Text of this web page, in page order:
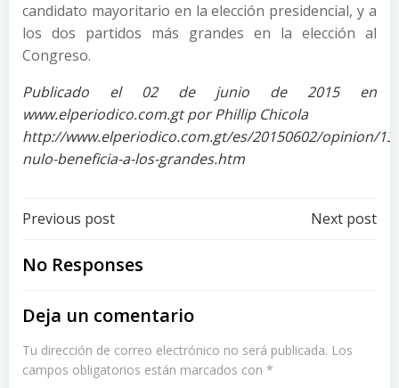
candidato mayoritario en la elección presidencial, y a
los dos partidos más grandes en la elección al
Congreso.
Publicado el 02 de junio de 2015 en
www.elperiodico.com.gt por Phillip Chicola
http://www.elperiodico.com.gt/es/20150602/opinion/
nulo-beneficia-a-los-grandes.htm
Post
navigation
Previous post Next post
No Responses
Deja un comentario
Tu dirección de correo electrónico no será publicada. Los
campos obligatorios están marcados con *